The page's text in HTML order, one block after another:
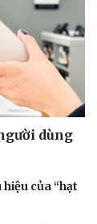
dùng
của “hạt